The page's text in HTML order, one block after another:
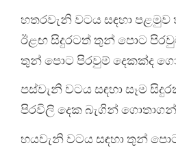
හතරවැනි වටය සඳහා
ඊළඟ සිදුරටත් තුන් පොට
තුන් පොට පිරවුම් දෙකක්ද
පස්වැනි වටය සඳහා සෑම
පිරවිලි දෙක බැගින්
හයවැනි වටය සඳහා තුන්